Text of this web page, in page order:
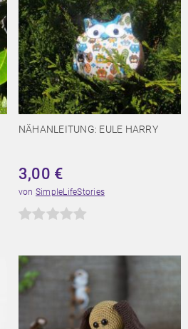
NÄHANLEITUNG: EULE HARRY
3,00 €
von SimpleLifeStories